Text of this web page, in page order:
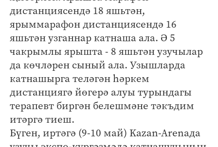
дистанциясендә 18 яшьтән,
ярыммарафон дистанциясендә 16
яшьтән узганнар катнаша ала. Ә 5
чакрымлы ярышта - 8 яшьтән узучылар
да көчләрен сыный ала. Узышларда
катнашырга теләгән һәркем
дистанциягә йөгерә алуы турындагы
терапевт биргән белешмәне тәкъдим
итәргә тиеш.
Бүген, иртәгә (9-10 май) Kazan-Arenaда